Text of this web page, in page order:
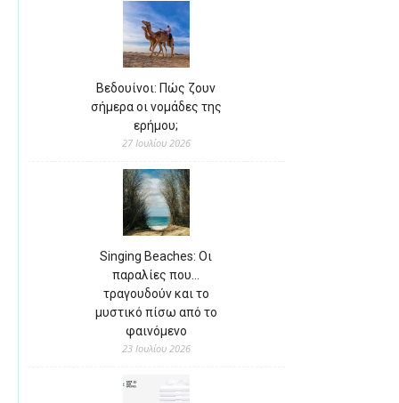
Βεδουίνοι: Πώς ζουν
σήμερα οι νομάδες της
ερήμου;
27 Ιουλίου 2026
Singing Beaches: Οι
παραλίες που…
τραγουδούν και το
μυστικό πίσω από το
φαινόμενο
23 Ιουλίου 2026